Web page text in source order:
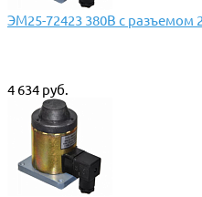
ЭМ25-72423 380В с разъемом
4 634 руб.